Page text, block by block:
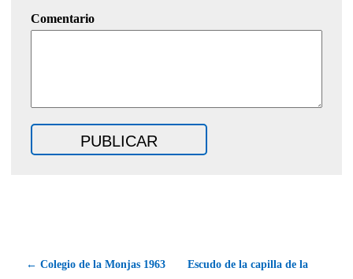
Comentario
← Colegio de la Monjas 1963
Escudo de la capilla de la